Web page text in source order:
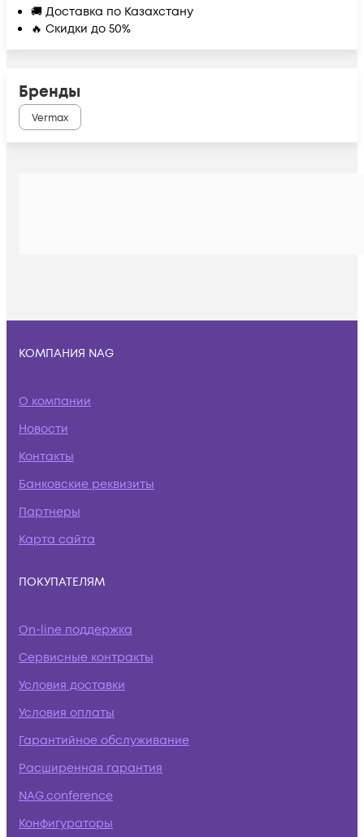
🚚 Доставка по Казахстану
🔥 Скидки до 50%
Бренды
Vermax
КОМПАНИЯ NAG
О компании
Новости
Контакты
Банковские реквизиты
Партнеры
Карта сайта
ПОКУПАТЕЛЯМ
On-line поддержка
Сервисные контракты
Условия доставки
Условия оплаты
Гарантийное обслуживание
Расширенная гарантия
NAG.conference
Конфигураторы